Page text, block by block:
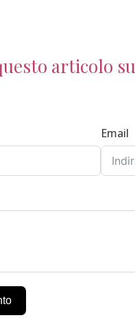
articolo su
Email